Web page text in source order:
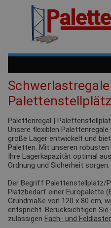
Palettenregal |
Unsere flexiblen
große Lager entwickelt und
Paletten. Mit unseren
Ihre Lagerkapazität optimal
Ordnung und Sicherheit sorgen.
Der Begriff Palettenstellplatz/
Platzbedarf einer Europalette
Grundmaße von 120 x 80 cm,
entspricht. Berücksichtigen
zulässigen Fach- und